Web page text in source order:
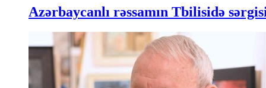
Azərbaycanlı rəssamın Tbilisidə